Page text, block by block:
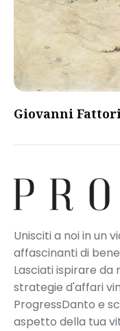
Giovanni
Unisciti a noi in un
affascinanti di
Lasciati ispirare da
strategie d'affari
ProgressDanto e
aspetto della tua